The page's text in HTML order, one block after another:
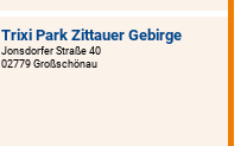
Trixi Park Zittauer Gebirge
Jonsdorfer Straße 40
02779 Großschönau